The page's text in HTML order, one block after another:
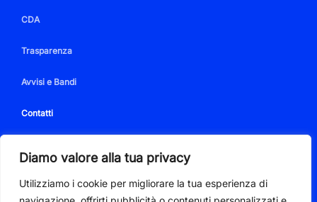
Diamo valore alla tua privacy
Utilizziamo i cookie per migliorare la tua esperienza di
CDA
Trasparenza
Avvisi e Bandi
Contatti
PIVA 01350350086